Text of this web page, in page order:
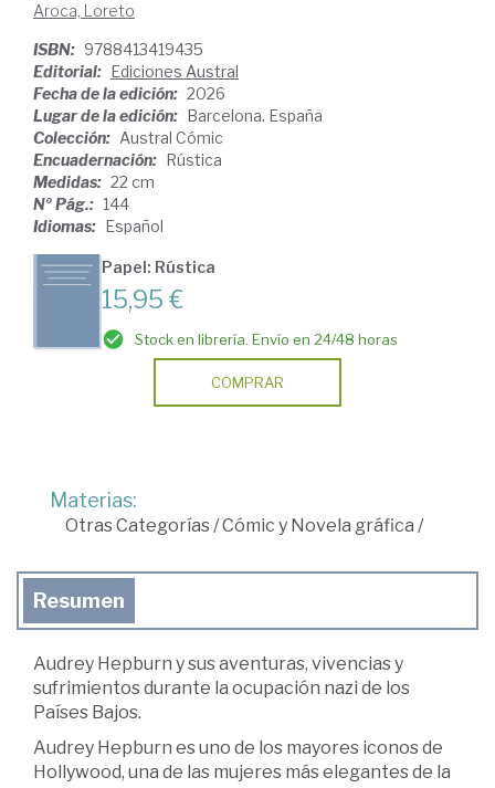
Aroca, Loreto
ISBN: 9788413419435
Editorial: Ediciones Austral
Fecha de la edición: 2026
Lugar de la edición: Barcelona. España
Colección: Austral Cómic
Encuadernación: Rústica
Medidas: 22 cm
Nº Pág.: 144
Idiomas: Español
Papel: Rústica
15,95 €
Stock en librería. Envío en 24/48 horas
COMPRAR
Materias:
Otras Categorías/Cómic y Novela gráfica /
Resumen
Audrey Hepburn y sus aventuras, vivencias y
sufrimientos durante la ocupación nazi de los
Países Bajos.
Audrey Hepburn es uno de los mayores iconos de
Hollywood, una de las mujeres más elegantes de la